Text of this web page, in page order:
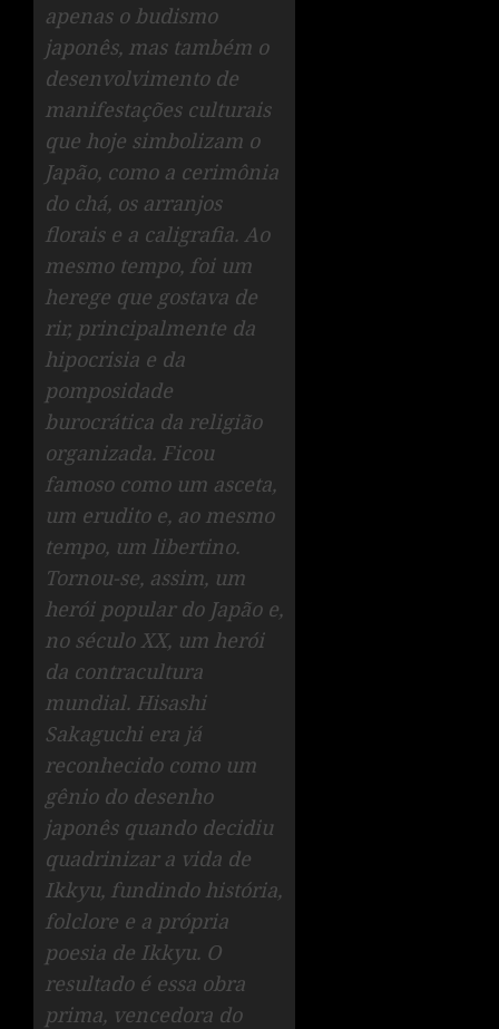
apenas o budismo
japonês, mas também o
desenvolvimento de
manifestações culturais
que hoje simbolizam o
Japão, como a cerimônia
do chá, os arranjos
florais e a caligrafia. Ao
mesmo tempo, foi um
herege que gostava de
rir, principalmente da
hipocrisia e da
pomposidade
burocrática da religião
organizada. Ficou
famoso como um asceta,
um erudito e, ao mesmo
tempo, um libertino.
Tornou-se, assim, um
herói popular do Japão e,
no século XX, um herói
da contracultura
mundial. Hisashi
Sakaguchi era já
reconhecido como um
gênio do desenho
japonês quando decidiu
quadrinizar a vida de
Ikkyu, fundindo história,
folclore e a própria
poesia de Ikkyu. O
resultado é essa obra
prima, vencedora do